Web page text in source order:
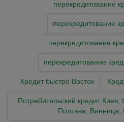
перекредитование
перекредитование
перекредитование
перекредитование
Кредит быстро Восток
Потребительский кредит
Полтава, Винница,